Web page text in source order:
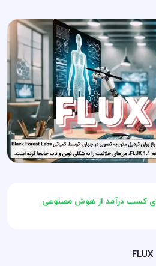
کسب درآمد از هوش مصنوعی